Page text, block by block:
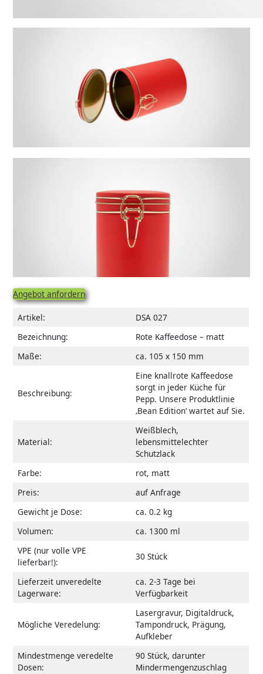
Angebot anfordern
Artikel:
DSA 027
Bezeichnung:
Rote Kaffeedose – matt
Maße:
ca. 105 x 150 mm
Beschreibung:
Eine knallrote Kaffeedose
sorgt in jeder Küche für
Pepp. Unsere Produktlinie
‚Bean Edition‘ wartet auf Sie.
Material:
Weißblech,
lebensmittelechter
Schutzlack
Farbe:
rot, matt
Preis:
auf Anfrage
Gewicht je Dose:
ca. 0.2 kg
Volumen:
ca. 1300 ml
VPE (nur volle VPE
lieferbar!):
30 Stück
Lieferzeit unveredelte
Lagerware:
ca. 2-3 Tage bei
Verfügbarkeit
Mögliche Veredelung:
Lasergravur, Digitaldruck,
Tampondruck, Prägung,
Aufkleber
Mindestmenge veredelte
Dosen:
90 Stück, darunter
Mindermengenzuschlag